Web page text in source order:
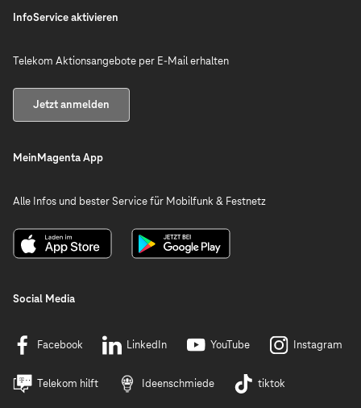
InfoService aktivieren
Telekom Aktionsangebote per E-Mail erhalten
Jetzt anmelden
MeinMagenta App
Alle Infos und bester Service für Mobilfunk & Festnetz
Social Media
Facebook LinkedIn YouTube Instagram
Telekom hilft Ideenschmiede tiktok